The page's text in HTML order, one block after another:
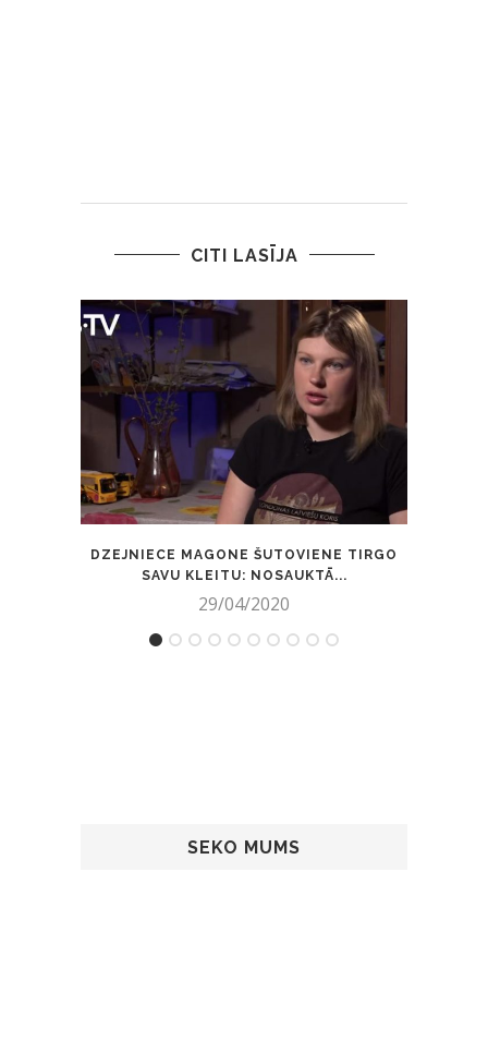
CITI LASĪJA
DZEJNIECE MAGONE ŠUTOVIENE TIRGO
SAVU KLEITU: NOSAUKTĀ...
29/04/2020
SEKO MUMS